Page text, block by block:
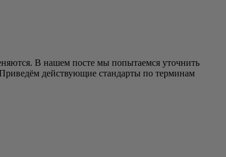
В нашем посте мы попы­та­ем­ся уточ­нить
дей­ству­ю­щие стан­дар­ты по тер­ми­нам